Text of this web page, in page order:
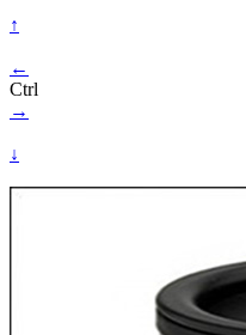
↑
←
Ctrl
→
↓